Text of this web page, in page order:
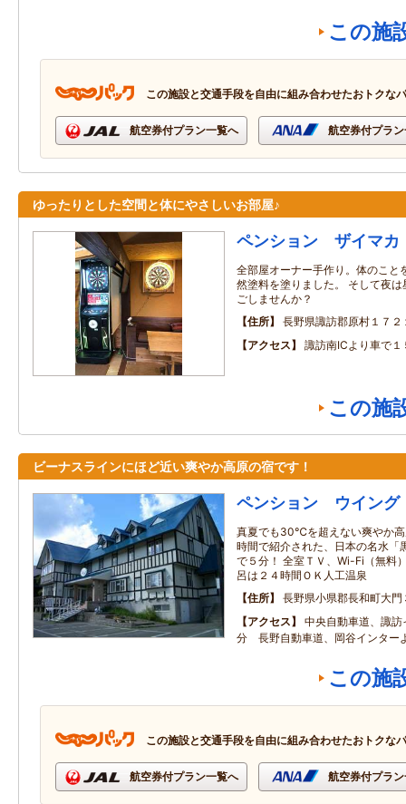
この施
この施設と交通手段を自由に組み合わせたおトクな
航空券付プラン一覧へ 航空券付プラ
ゆったりとした空間と体にやさしいお部屋♪
ペンション ザイマカ
全部屋オーナー手作り。体のこと
然塗料を塗りました。 そして夜
ごしませんか？
住所
長野県諏訪郡原村１７
アクセス
諏訪南ICより車で１
この施
ビーナスラインにほど近い爽やか高原の宿です！
ペンション ウイング
真夏でも30℃を超えない爽やか
時間で紹介された、日本の名水「
で５分！ 全室ＴＶ、Wi-Fi（無料
呂は２４時間ＯＫ人工温泉
住所
長野県小県郡長和町大門
アクセス
中央自動車道、諏
分 長野自動車道、岡谷インター
この施
この施設と交通手段を自由に組み合わせたおトクな
航空券付プラン一覧へ 航空券付プラ